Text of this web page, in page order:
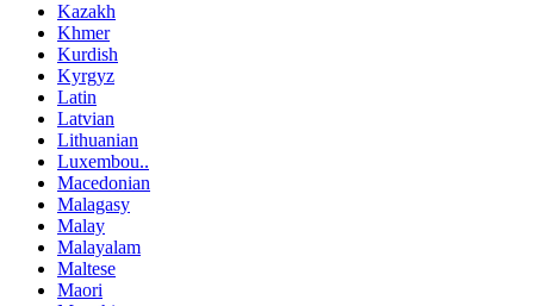
Kazakh
Khmer
Kurdish
Kyrgyz
Latin
Latvian
Lithuanian
Luxembou..
Macedonian
Malagasy
Malay
Malayalam
Maltese
Maori